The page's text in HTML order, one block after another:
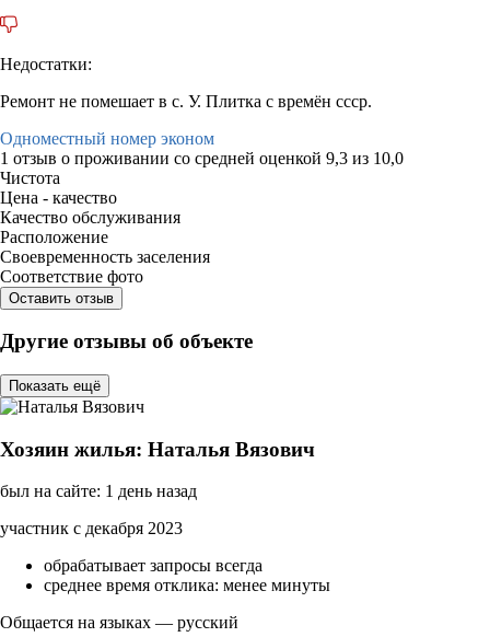
Недостатки:
Ремонт не помешает в с. У. Плитка с времён ссср.
Одноместный номер эконом
1 отзыв о проживании со средней оценкой 9,3 из 10,0
Чистота
Цена - качество
Качество обслуживания
Расположение
Своевременность заселения
Соответствие фото
Оставить отзыв
Другие отзывы об объекте
Показать ещё
Хозяин жилья: Наталья Вязович
был на сайте: 1 день назад
участник с декабря 2023
обрабатывает запросы всегда
среднее время отклика: менее минуты
Общается на языках — русский